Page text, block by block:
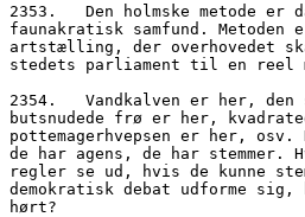
2353.   Den holmske metode
faunakratisk samfund. Metoden
artstælling, der overhovedet
stedets parliament til en reel
2354.   Vandkalven er her,
butsnudede frø er her,
pottemagerhvepsen er her,
de har agens, de har stemmer.
regler se ud, hvis de kunne
demokratisk debat udforme
hørt?